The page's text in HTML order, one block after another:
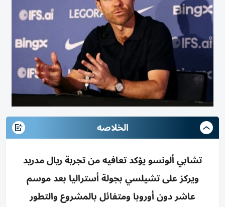
الخلاصه
تشابي ألونسو يؤكد تعافيه من تجربة ريال مدريد
ويركز على تشيلسي بجولة أستراليا بعد موسم
عاشر دون أوروبا ومتفائل بالمشروع والتطور